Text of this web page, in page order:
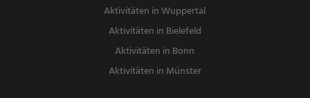
Aktivitäten in Wuppertal
Aktivitäten in Bielefeld
Aktivitäten in Bonn
Aktivitäten in Münster